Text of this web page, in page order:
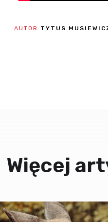
AUTOR: TYTUS
Więcej